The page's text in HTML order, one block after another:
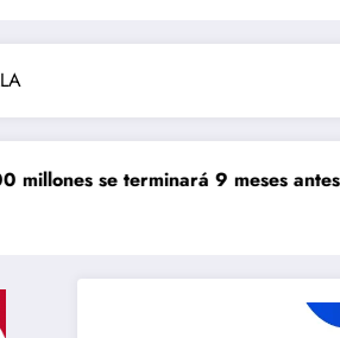
9 meses antes de lo previsto